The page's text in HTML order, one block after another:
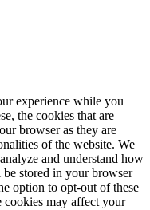
experience while you
the cookies that are
browser as they are
of the website. We
and understand how
stored in your browser
option to opt-out of these
cookies may affect your